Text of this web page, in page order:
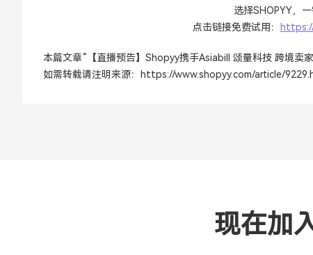
选择SHOPYY，
点击链接免费试用：
本篇文章“【直播预告】Shopyy携手Asiabill 颂量科技 跨境卖
如需转载请注明来源： https://www.shopyy.com/article/
现在加